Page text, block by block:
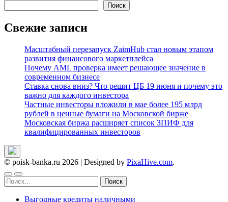
Поиск
Свежие записи
Масштабный перезапуск ZaimHub стал новым этапом
развития финансового маркетплейса
Почему AML проверка имеет решающее значение в
современном бизнесе
Ставка снова вниз? Что решит ЦБ 19 июня и почему это
важно для каждого инвестора
Частные инвесторы вложили в мае более 195 млрд
рублей в ценные бумаги на Московской бирже
Московская биржа расширяет список ЗПИФ для
квалифицированных инвесторов
© poisk-banka.ru 2026 | Designed by PixaHive.com.
Найти:
Выгодные кредиты наличными